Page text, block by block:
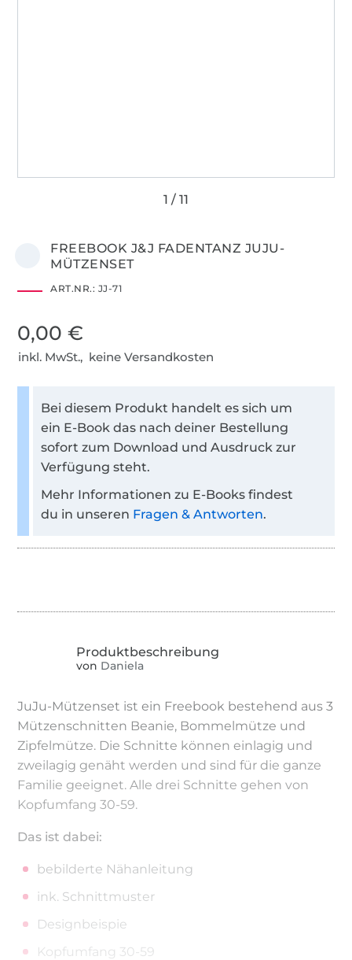
FREEBOOK J&J FADENTANZ JUJU-
MÜTZENSET
ART.NR.: JJ-71
0,00 €
inkl. MwSt., keine Versandkosten
Bei diesem Produkt handelt es sich um
ein E-Book das nach deiner Bestellung
sofort zum Download und Ausdruck zur
Verfügung steht.
Mehr Informationen zu E-Books findest
du in unseren Fragen & Antworten.
von Daniela
JuJu-Mützenset ist ein Freebook bestehend aus 3
Mützenschnitten Beanie, Bommelmütze und
Zipfelmütze. Die Schnitte können einlagig und
zweilagig genäht werden und sind für die ganze
Familie geeignet. Alle drei Schnitte gehen von
Kopfumfang 30-59.
Das ist dabei:
bebilderte Nähanleitung
ink. Schnittmuster
Designbeispie
Kopfumfang 30-59